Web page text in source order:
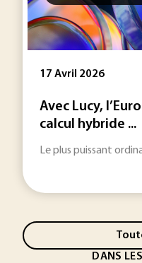
17 Avril 2026
Avec Lucy,
calcul hybride ...
Le plus puissant
DANS